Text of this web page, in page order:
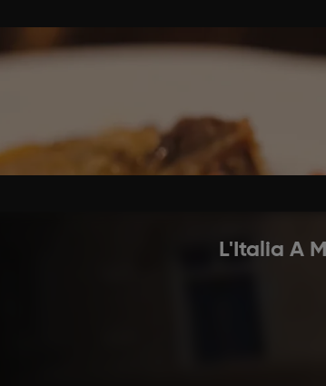
tagliati a pezzi, i capperi e il
cottura per circa 15 minuti.
L'Italia A